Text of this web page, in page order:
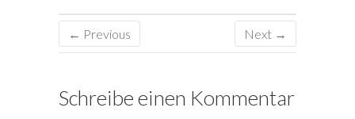
← Previous Next →
Schreibe einen Kommentar